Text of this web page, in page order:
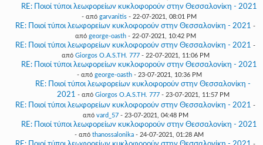
RE: Ποιοί τύποι λεωφορείων κυκλοφορούν στην Θεσσαλονίκη - 2021
- από garvanitis - 22-07-2021, 08:01 PM
RE: Ποιοί τύποι λεωφορείων κυκλοφορούν στην Θεσσαλονίκη - 2021 -
από george-oasth- 22-07-2021, 10:42 PM
RE: Ποιοί τύποι λεωφορείων κυκλοφορούν στην Θεσσαλονίκη - 2021 -
από Giorgos O.A.S.TH. 777- 22-07-2021, 11:06 PM
RE: Ποιοί τύποι λεωφορείων κυκλοφορούν στην Θεσσαλονίκη - 2021
- από george-oasth- 23-07-2021, 10:36 PM
RE: Ποιοί τύποι λεωφορείων κυκλοφορούν στην Θεσσαλονίκη -
2021 - από Giorgos O.A.S.TH. 777- 23-07-2021, 11:57 PM
RE: Ποιοί τύποι λεωφορείων κυκλοφορούν στην Θεσσαλονίκη - 2021 -
από vard_57- 23-07-2021, 04:48 PM
RE: Ποιοί τύποι λεωφορείων κυκλοφορούν στην Θεσσαλονίκη - 2021
- από thanossalonika - 24-07-2021, 01:28 AM